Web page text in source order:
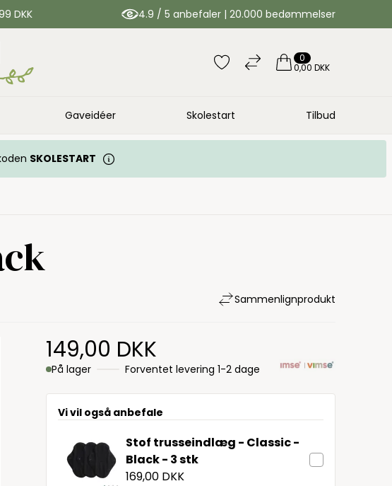
DKK 4.9 / 5 anbefaler | 20.000 bedømmelser
0
0,00 DKK
Gaveidéer Skolestart Tilbud
SKOLESTART
Sammenlignprodukt
149,00 DKK
På lager Forventet levering 1-2 dage
Vi vil også anbefale
Stof trusseindlæg - Classic -
Black - 3 stk
169,00 DKK